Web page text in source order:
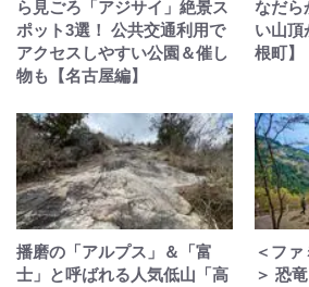
ら見ごろ「アジサイ」絶景ス
ポット3選！ 公共交通利用で
アクセスしやすい公園＆催し
物も【名古屋編】
なだら
い山頂
根町】
播磨の「アルプス」＆「富
士」と呼ばれる人気低山「高
＜フ
＞ 恐